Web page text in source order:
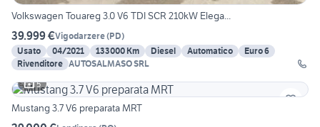
Volkswagen Touareg 3.0 V6 TDI SCR 210kW Elega...
39.999 €Vigodarzere(PD)
Usato
04/2021 133000 Km Diesel Automatico
Euro 6
Rivenditore AUTOSALMASO SRL
5
Mustang 3.7 V6 preparata MRT